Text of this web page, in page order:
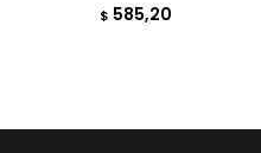
$ 585,20